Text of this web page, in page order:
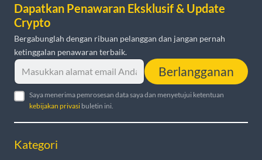
Dapatkan Penawaran Eksklusif & Update
Crypto
Bergabunglah dengan ribuan pelanggan dan jangan pernah
ketinggalan penawaran terbaik.
Berlangganan
Saya menerima pemrosesan data saya dan menyetujui ketentuan
kebijakan privasi buletin ini.
Kategori